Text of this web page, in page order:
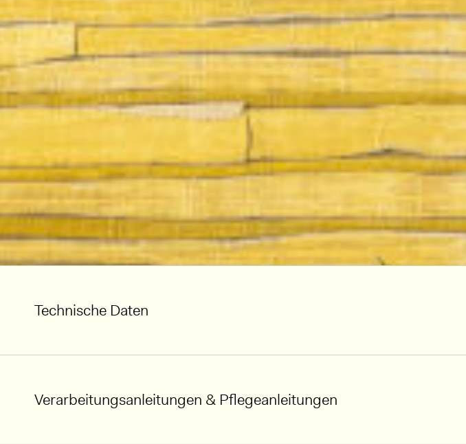
Technische Daten
Verarbeitungsanleitungen & Pflegeanleitungen